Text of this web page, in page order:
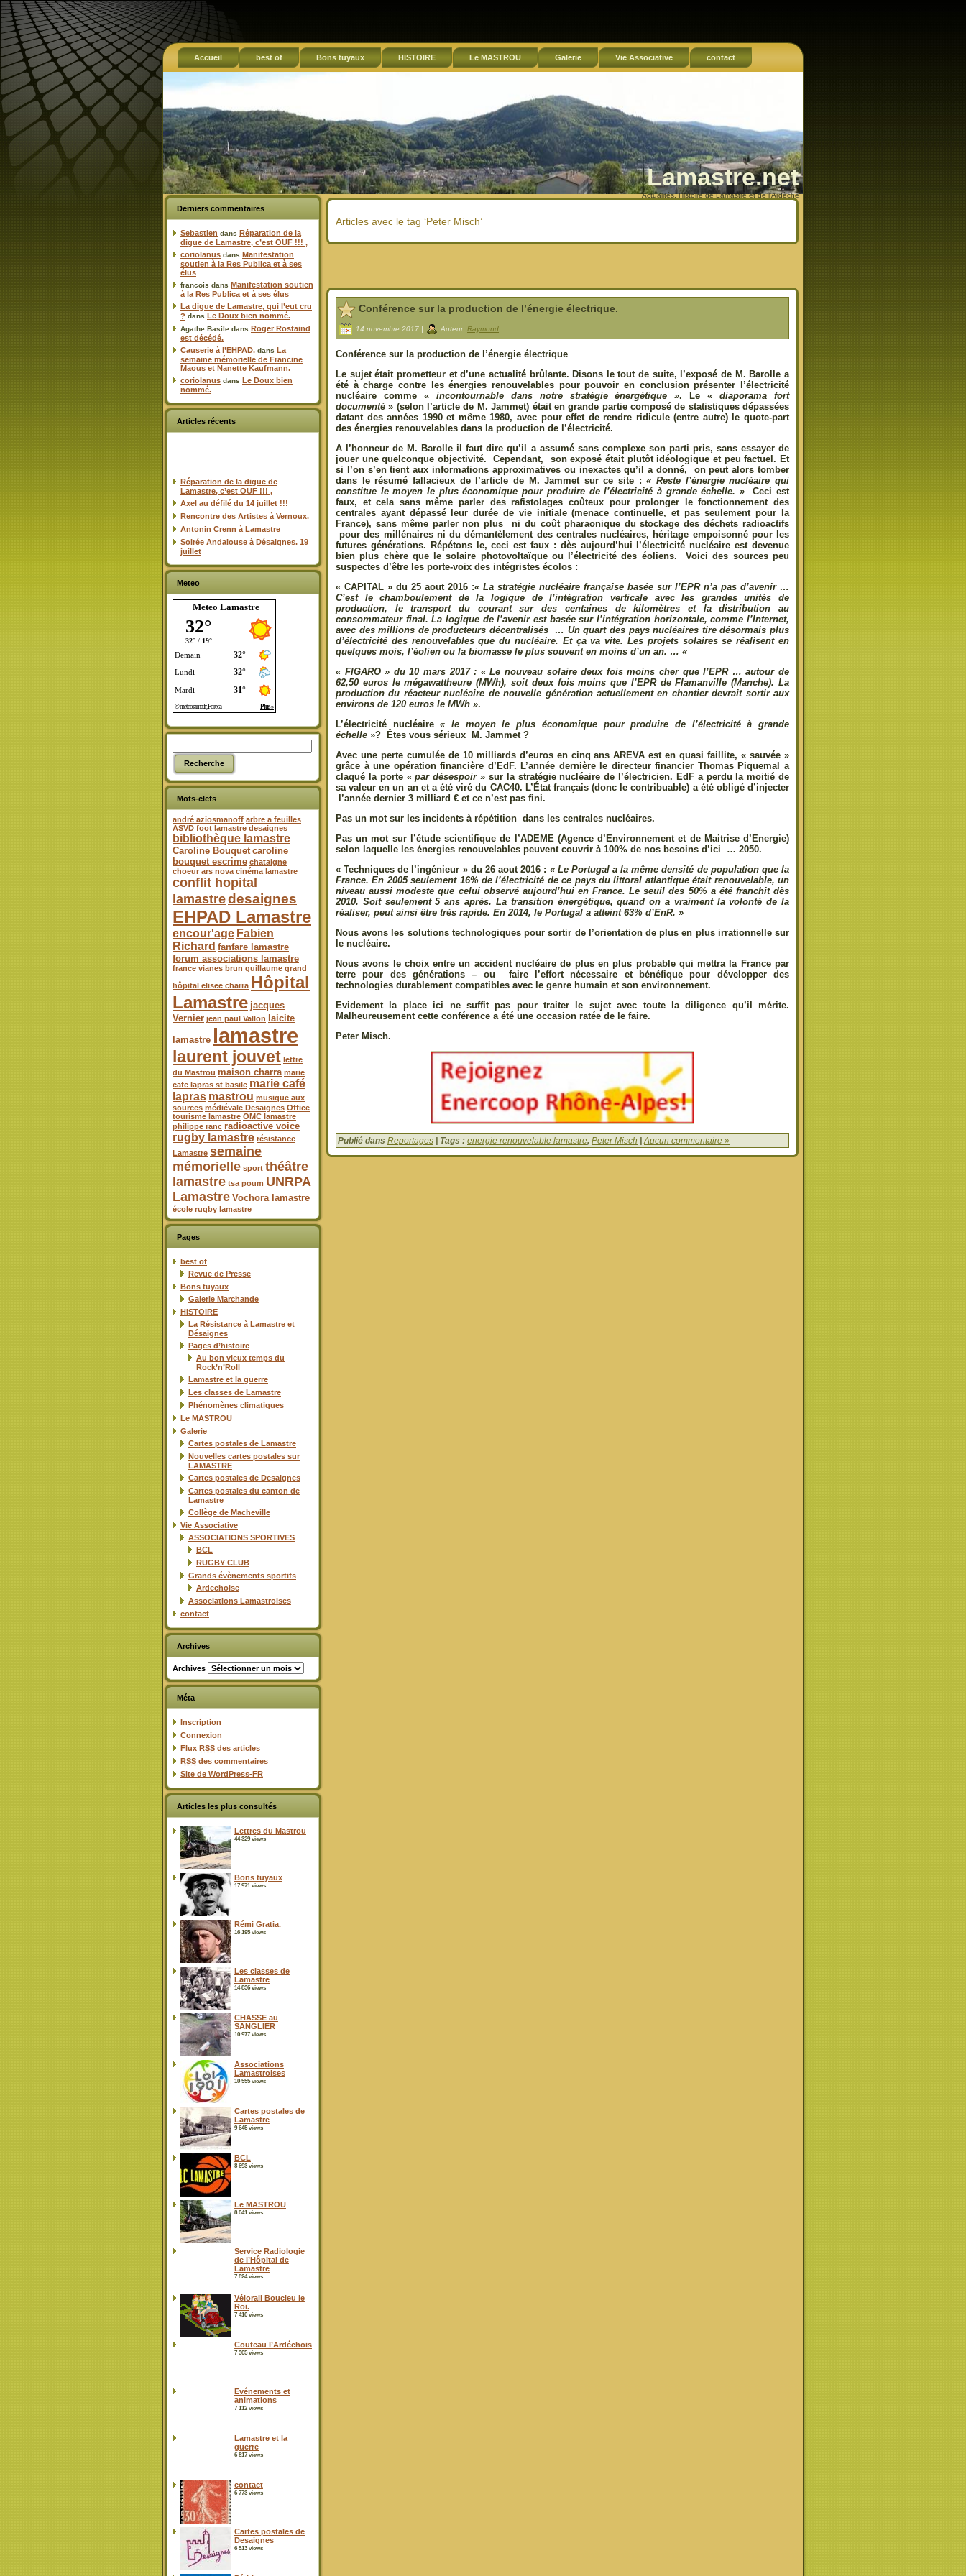
Accueil best of Bons tuyaux HISTOIRE Le MASTROU Galerie Vie Associative contact
Lamastre.net
Actualités, Histoire de Lamastre et de l'Ardèche
Derniers commentaires
Sebastien dans Réparation de la
digue de Lamastre, c’est OUF !!! ,
coriolanus dans Manifestation
soutien à la Res Publica et à ses
élus
francois dans Manifestation soutien
à la Res Publica et à ses élus
La digue de Lamastre, qui l’eut cru
? dans Le Doux bien nommé.
Agathe Basile dans Roger Rostaind
est décédé.
Causerie à l’EHPAD. dans La
semaine mémorielle de Francine
Maous et Nanette Kaufmann.
coriolanus dans Le Doux bien
nommé.
Articles récents
Réparation de la digue de
Lamastre, c’est OUF !!! ,
Axel au défilé du 14 juillet !!!
Rencontre des Artistes à Vernoux.
Antonin Crenn à Lamastre
Soirée Andalouse à Désaignes. 19
juillet
Meteo
Meteo Lamastre
Mots-clefs
andré aziosmanoff arbre a feuilles
ASVD foot lamastre desaignes
bibliothèque lamastre
Caroline Bouquet caroline
bouquet escrime chataigne
choeur ars nova cinéma lamastre
conflit hopital
lamastredesaignes
EHPAD Lamastre
encour'age Fabien
Richard fanfare lamastre
forum associations lamastre
france vianes brun guillaume grand
hôpital elisee charra Hôpital
Lamastre jacques
Vernier jean paul Vallon
laicite
lamastre lamastre
laurent jouvet lettre
du Mastrou maison charra marie
cafe lapras st basile marie café
lapras mastrou musique aux
sources médiévale Desaignes Office
tourisme lamastre OMC lamastre
philippe ranc radioactive voice
rugby lamastre résistance
Lamastre semaine
mémorielle sport théâtre
lamastre tsa poum UNRPA
Lamastre Vochora lamastre
école rugby lamastre
Pages
best of
Revue de Presse
Bons tuyaux
Galerie Marchande
HISTOIRE
La Résistance à Lamastre et
Désaignes
Pages d’histoire
Au bon vieux temps du
Rock’n’Roll
Lamastre et la guerre
Les classes de Lamastre
Phénomènes climatiques
Le MASTROU
Galerie
Cartes postales de Lamastre
Nouvelles cartes postales sur
LAMASTRE
Cartes postales de Desaignes
Cartes postales du canton de
Lamastre
Collège de Macheville
Vie Associative
ASSOCIATIONS SPORTIVES
BCL
RUGBY CLUB
Grands évènements sportifs
Ardechoise
Associations Lamastroises
contact
Archives
Archives
Méta
Inscription
Connexion
Flux RSS des articles
RSS des commentaires
Site de WordPress-FR
Articles les plus consultés
Lettres du Mastrou
44 329 views
Bons tuyaux
17 971 views
Rémi Gratia.
16 195 views
Les classes de
Lamastre
14 836 views
CHASSE au
SANGLIER
10 977 views
Associations
Lamastroises
10 555 views
Cartes postales de
Lamastre
9 645 views
BCL
8 693 views
Le MASTROU
8 041 views
Service Radiologie
de l’Hôpital de
Lamastre
7 824 views
Vélorail Boucieu le
Roi.
7 410 views
Couteau l’Ardéchois
7 305 views
Evénements et
animations
7 112 views
Lamastre et la
guerre
6 817 views
contact
6 773 views
Cartes postales de
Desaignes
6 513 views
Articles avec le tag ‘Peter Misch’
Conférence sur la production de l’énergie électrique.
14 novembre 2017 | Auteur: Raymond
Conférence sur la production de l’énergie électrique
Le sujet était prometteur et d’une actualité brûlante. Disons le tout de suite, l’exposé de M. Barolle a
été à charge contre les énergies renouvelables pour pouvoir en conclusion présenter l’électricité
nucléaire comme « incontournable dans notre stratégie énergétique ». Le «diaporama fort
documenté » (selon l’article de M. Jammet) était en grande partie composé de statistiques dépassées
datant des années 1990 et même 1980, avec pour effet de rendre ridicule (entre autre) le quote-part
des énergies renouvelables dans la production de l’électricité.
A l’honneur de M. Barolle il faut dire qu’il a assumé sans complexe son parti pris, sans essayer de
jouer une quelconque objectivité. Cependant, son exposé était plutôt idéologique et peu factuel. Et
si l’on s’en tient aux informations approximatives ou inexactes qu’il a donné, on peut alors tomber
dans le résumé fallacieux de l’article de M. Jammet sur ce site :« Reste l’énergie nucléaire qui
constitue le moyen le plus économique pour produire de l’électricité à grande échelle. »Ceci est
faux, et cela sans même parler des rafistolages coûteux pour prolonger le fonctionnement des
centrales ayant dépassé leur durée de vie initiale (menace continuelle, et pas seulement pour la
France), sans même parler non plus ni du coût pharaonique du stockage des déchets radioactifs
pour des millénaires ni du démantèlement des centrales nucléaires, héritage empoisonné pour les
futures générations. Répétons le, ceci est faux : dès aujourd’hui l’électricité nucléaire est devenue
bien plus chère que le solaire photovoltaïque ou l’électricité des éoliens. Voici des sources peu
suspectes d’être les porte-voix des intégristes écolos :
« CAPITAL » du 25 aout 2016 :« La stratégie nucléaire française basée sur l’EPR n’a pas d’avenir…
C’est le chamboulement de la logique de l’intégration verticale avec les grandes unités de
production, le transport du courant sur des centaines de kilomètres et la distribution au
consommateur final. La logique de l’avenir est basée sur l’intégration horizontale, comme l’Internet,
avec des millions de producteurs décentralisés … Un quart des pays nucléaires tire désormais plus
d’électricité des renouvelables que du nucléaire. Et ça va vite. Les projets solaires se réalisent en
quelques mois, l’éolien ou la biomasse le plus souvent en moins d’un an. … «
« FIGARO » du 10 mars 2017 : «Le nouveau solaire deux fois moins cher que l’EPR… autour de
62,50 euros le mégawattheure (MWh), soit deux fois moins que l’EPR de Flamanville (Manche). La
production du réacteur nucléaire de nouvelle génération actuellement en chantier devrait sortir aux
environs de 120 euros le MWh ».
L’électricité nucléaire« le moyen le plus économique pour produire de l’électricité à grande
échelle »? Êtes vous sérieux M. Jammet ?
Avec une perte cumulée de 10 milliards d’euros en cinq ans AREVA est en quasi faillite, « sauvée »
grâce à une opération financière d’EdF. L’année dernière le directeur financier Thomas Piquemal a
claqué la porte « par désespoir» sur la stratégie nucléaire de l’électricien. EdF a perdu la moitié de
sa valeur en un an et a été viré du CAC40. L’État français (donc le contribuable) a été obligé d’injecter
l’année dernier 3 milliard € et ce n’est pas fini.
Pas un mot sur les incidents à répétition dans les centrales nucléaires.
Pas un mot sur l’étude scientifique de l’ADEME (Agence d’Environnement et de Maitrise d’Energie)
selon laquelle les énergies renouvelables peuvent couvrir à 100% de nos besoins d’ici … 2050.
«Techniques de l’ingénieur »du 26 aout 2016 : « Le Portugal a la même densité de population que la
France. En 2005 seulement 16% de l’électricité de ce pays du littoral atlantique était renouvelable, un
niveau aussi modeste que celui observé aujourd’hui en France. Le seuil des 50% a été franchit dès
2010. Soit seulement 5 ans après. La transition énergétique, quand on a vraiment la volonté de la
réaliser, peut ainsi être très rapide. En 2014, le Portugal a atteint 63% d’EnR. »
Nous avons les solutions technologiques pour sortir de l’orientation de plus en plus irrationnelle sur
le nucléaire.
Nous avons le choix entre un accident nucléaire de plus en plus probable qui mettra la France par
terre pour des générations – ou faire l’effort nécessaire et bénéfique pour développer des
technologies durablement compatibles avec le genre humain et son environnement.
Evidement la place ici ne suffit pas pour traiter le sujet avec toute la diligence qu’il mérite.
Malheureusement cette conférence a été une occasion ratée de le faire.
Peter Misch.
Publié dans Reportages | Tags : energie renouvelable lamastre, Peter Misch |Aucun commentaire »